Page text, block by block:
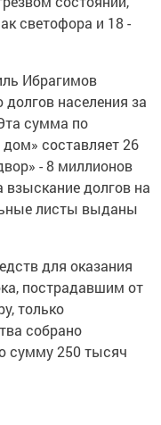
светофора и 18 -
Ибрагимов
населения за
сумма по
составляет 26
- 8 миллионов
взыскание долгов на
листы выданы
для оказания
пострадавшим от
только
собрано
сумму 250 тысяч